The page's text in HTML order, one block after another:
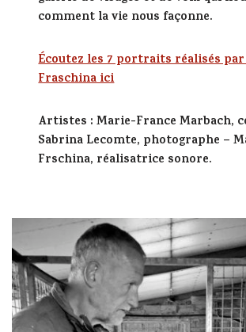
comment la vie nous façonne.
Écoutez les 7 portraits réalisés
Fraschina ici
Artistes : Marie-France Marbach,
Sabrina Lecomte, photographe –
Frschina, réalisatrice sonore.